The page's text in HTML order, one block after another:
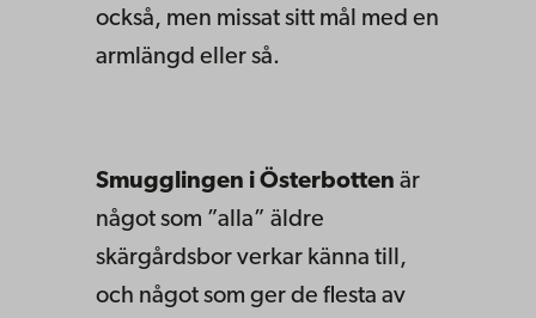
också, men missat sitt mål med en
armlängd eller så.
Smugglingen i Österbotten är
något som ”alla” äldre
skärgårdsbor verkar känna till,
och något som ger de flesta av